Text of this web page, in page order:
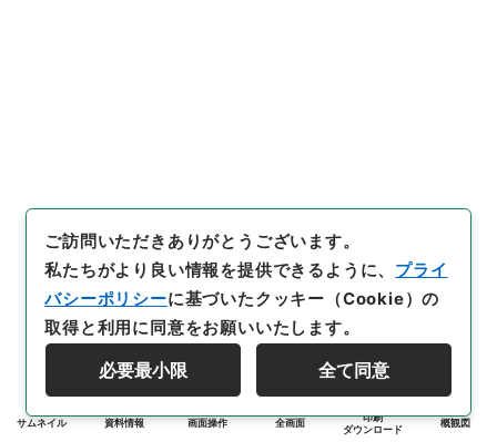
サムネイル 資料情報 画面操作 全画面
印刷
ダウンロード
概観図
ご訪問いただきありがとうございます。
私たちがより良い情報を提供できるように、 プライ
バシーポリシーに基づいたクッキー（Cookie）の
取得と利用に同意をお願いいたします。
必要最小限 全て同意